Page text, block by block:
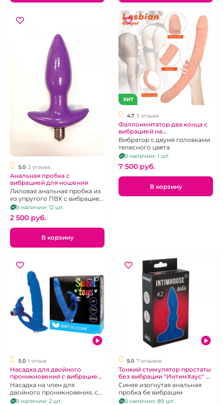
5.0 2 отзыва
Анальная пробка с
вибрацией для ношения
Лиловая анальная пробка из
из упругого ПВХ с вибрацией,
пригодная для ношения.
В наличии: 12 шт.
2 500 pуб.
В корзину
ХИТ
4.7 3 отзыва
Фаллоимитатор два конца с
вибрацией на
бесппроводном пульте "S-
Hande" King 3
Вибратор с двумя головками
телесного цвета
В наличии: 1 шт.
7 500 pуб.
В корзину
5.0 1 отзыв
Насадка для двойного
проникновения с вибрацией
Sweet Toys синяя
Насадка на член для
двойного проникновения, с
клиторальной стимуляцией
В наличии: 2 шт.
5.0 7 отзывов
Тонкий стимулятор простаты
без вибрации "ИнтимХаус" №
2 синий
Синяя изогнутая анальная
пробка бе вибрации
В наличии: 89 шт.